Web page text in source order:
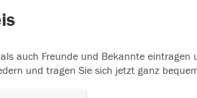
auch Freunde und Bekannte eintragen
und tragen Sie sich jetzt ganz